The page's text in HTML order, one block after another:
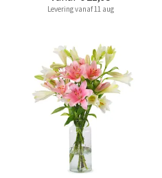
Levering vanaf 11 aug